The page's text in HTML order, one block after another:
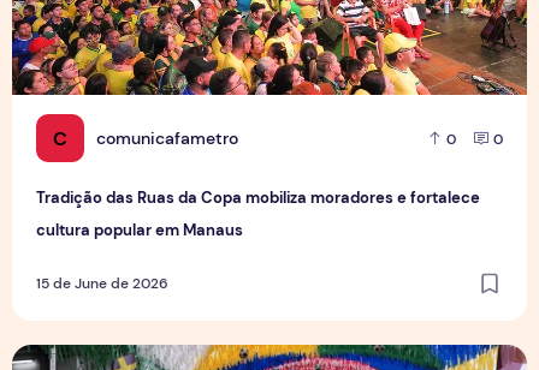
C comunicafametro 0 0
Tradição das Ruas da Copa mobiliza moradores e fortalece
cultura popular em Manaus
15 de June de 2026
Rua da Copa na Compensa: Os preparativos da Semulsp